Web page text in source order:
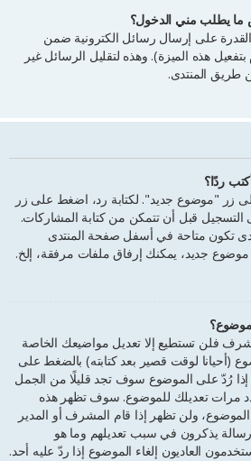
يطلب مني الدخول؟
على إرسال رسائل الكترونية ضمن
هذه الميزة). وهذه لتقليل الرسائل غير
طريق المنتدى.
ردًا؟
زر "موضوع جديد". لكتابة رد، اضغط على زر
قبل أن تتمكن من كتابة المشاركات.
تكون متاحة في أسفل صفحة المنتدى
موضوع جديد، يمكنك إرفاق ملفات مرفقة، إلخ.
فلن تستطيع إلا تعديل مواضيعك الخاصة
(أحيانا لوقت قصير بعد كتابته) بالضغط على
رُدّ على الموضوع سوف تجد قليلًا من الجمل
مرات تعديلك للموضوع. سوف تظهر هذه
الموضوع، ولن تظهر إذا قام المشرف أو المدير
يذكرون في سبب تعديلهم وما هو
العاديون إلغاء الموضوع إذا ردّ عليه أحد.